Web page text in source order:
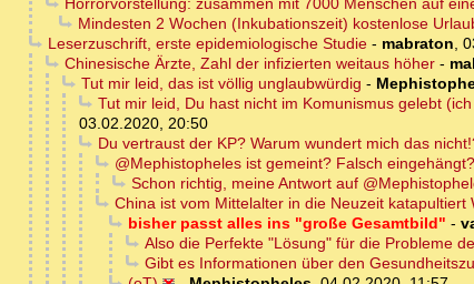
Horrorvorstellung: zusammen mit 7000 Menschen auf
Mindesten 2 Wochen (Inkubationszeit) kostenlose
Leserzuschrift, erste epidemiologische Studie- mabraton,
Chinesische Ärzte, Zahl der infizierten weitaus höher-
Tut mir leid, das ist völlig unglaubwürdig -
Tut mir leid, Du hast nicht im Komunismus gelebt
03.02.2020, 20:50
Du vertraust der KP? Warum wundert mich das
@Mephistopheles ist gemeint? Falsch
Schon richtig, meine Antwort auf
China ist vom Mittelalter in die Neuzeit
bisher passt alles ins "große Gesamtbild" -
Also die Perfekte "Lösung" für die Probleme
Gibt es Informationen über den